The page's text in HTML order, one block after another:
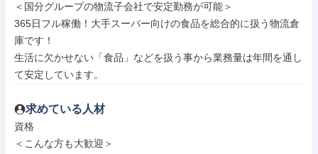
＜国分グループの物流子会社で安定勤務が可能＞
365日フル稼働！大手スーパー向けの食品を総合的に扱う物流倉
庫です！
生活に欠かせない「食品」などを扱う事から業務量は年間を通し
て安定しています。
求めている人材
資格
＜こんな方も大歓迎＞